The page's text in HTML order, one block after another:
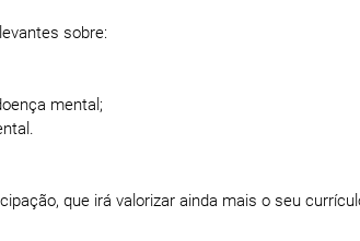
sobre:
mental;
que irá valorizar ainda mais o seu